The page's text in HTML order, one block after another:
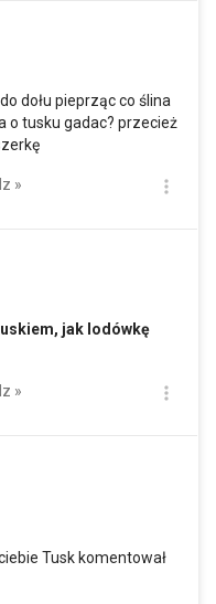
dołu pieprząc co ślina
o tusku gadac? przecież
»
jak lodówkę
»
Tusk komentował